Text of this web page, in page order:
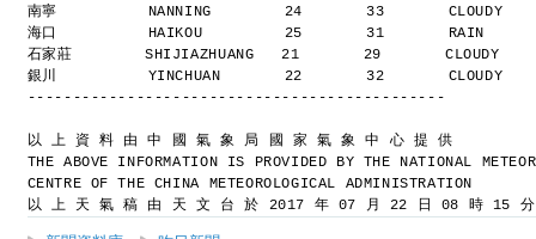
南寧          NANNING        24       33       CLOUDY
海口          HAIKOU         25       31       RAIN
石家莊        SHIJIAZHUANG   21       29       CLOUDY
銀川          YINCHUAN       22       32       CLOUDY
----------------------------------------------
以 上 資 料 由 中 國 氣 象 局 國 家 氣 象 中 心 提 供
THE ABOVE INFORMATION IS PROVIDED BY THE NATIONAL
CENTRE OF THE CHINA METEOROLOGICAL ADMINISTRATION
以 上 天 氣 稿 由 天 文 台 於 2017 年 07 月 22 日 08 時 15